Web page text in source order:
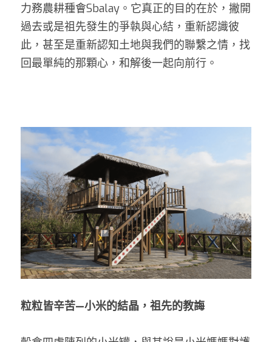
力務農耕種會Sbalay。它真正的目的在於，撇開
過去或是祖先發生的爭執與心結，重新認識彼
此，甚至是重新認知土地與我們的聯繫之情，找
回最單純的那顆心，和解後一起向前行。
粒粒皆辛苦—小米的結晶，祖先的教誨